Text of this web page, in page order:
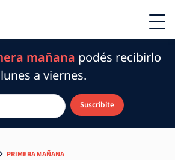
mañana podés recibirlo
a viernes.
Suscribite
PRIMERA MAÑANA